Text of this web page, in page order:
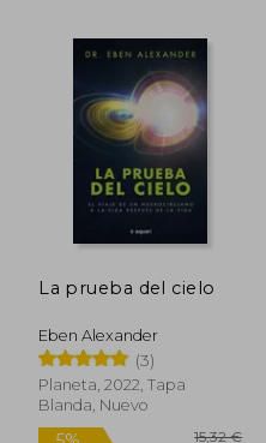
dcto.
La prueba del cielo
Eben Alexander
(3)
Planeta, 2022, Tapa
Blanda, Nuevo